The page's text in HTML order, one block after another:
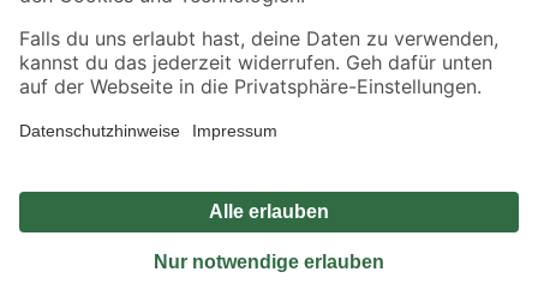
Alle Preisangaben in EUR inkl. gesetzl. MwSt.. Die dargestellten Angebote sind unter
Umständen nicht in allen Märkten verfügbar. Die angegebenen Verfügbarkeiten beziehen
Produkte nur solange der Vorrat reicht.
*Paketversand ab 59 € versandkostenfrei, gilt nicht für Artikel mit Speditionsversand, hier
Privatsphäre Impressum
Nutzungsbedingungen
Widerrufsrecht
Vertrag widerrufen